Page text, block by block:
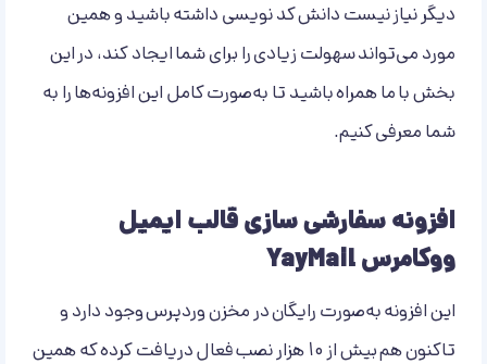
دیگر نیاز نیست دانش کد نویسی داشته باشید و همین
مورد می‌تواند سهولت زیادی را برای شما ایجاد کند، در این
بخش با ما همراه باشید تا به‌صورت کامل این افزونه‌ها را به
شما معرفی کنیم.
افزونه سفارشی سازی قالب ایمیل
ووکامرس YayMail
این افزونه به‌صورت رایگان در مخزن وردپرس وجود دارد و
تاکنون هم بیش از 10 هزار نصب فعال دریافت کرده که همین